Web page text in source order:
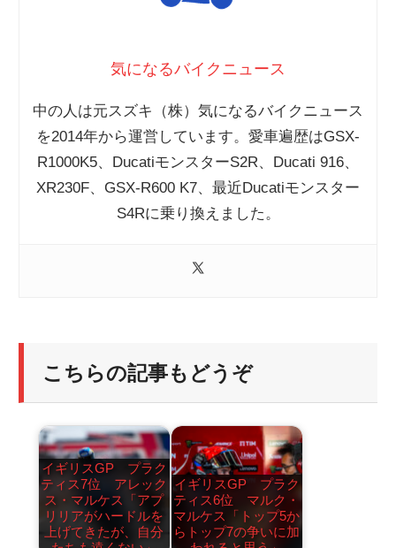
気になるバイクニュース
中の人は元スズキ（株）気になるバイクニュース
を2014年から運営しています。愛車遍歴はGSX-
R1000K5、DucatiモンスターS2R、Ducati 916、
XR230F、GSX-R600 K7、最近Ducatiモンスター
S4Rに乗り換えました。
こちらの記事もどうぞ
イギリスGP プラク
ティス7位 アレック
ス・マルケス「アプ
リリアがハードルを
上げてきたが、自分
イギリスGP プラク
ティス6位 マルク・
マルケス「トップ5か
らトップ7の争いに加